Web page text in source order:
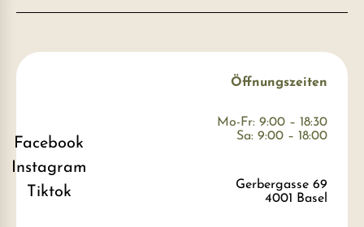
Öffnungszeiten
Mo-Fr: 9:00 – 18:30
Sa: 9:00 – 18:00
Gerbergasse 69
4001 Basel
Facebook
Instagram
Tiktok